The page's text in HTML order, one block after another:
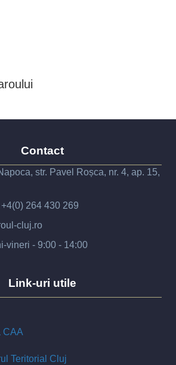
Contact
str. Pavel Roșca, nr. 4, ap. 15,
+4(0) 264 430 269
cluj.ro
vineri - 9:00 - 14:00
Link-uri utile
CAA
Teritorial Cluj